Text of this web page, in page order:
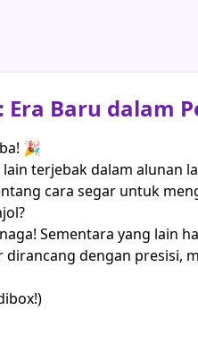
Baru dalam
🎉
terjebak dalam alunan
cara segar untuk
Sementara yang lain
dengan presisi,